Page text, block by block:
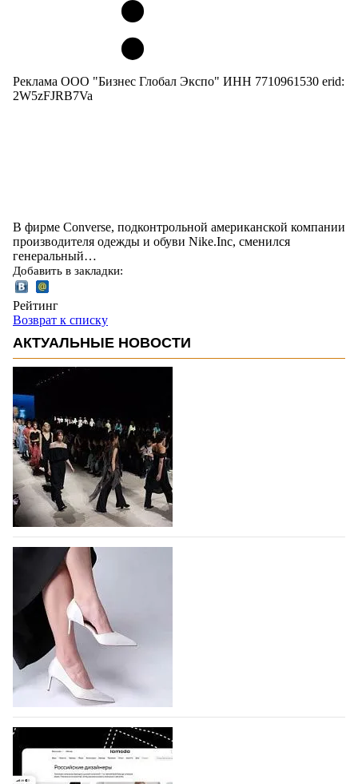
Реклама ООО "Бизнес Глобал Экспо" ИНН 7710961530 erid:
2W5zFJRB7Va
В фирме Converse, подконтрольной американской компании
производителя одежды и обуви Nike.Inc, сменился
генеральный…
Добавить в закладки:
Рейтинг
Возврат к списку
АКТУАЛЬНЫЕ НОВОСТИ
На участие в Московской неделе моды
подано 1047 заявок
На участие в седьмой Московской неделе моды,
которая пройдет в российской столице с 26 сентября
по 1 октября, уже подано 1047 заявок. Примерно
половину из них (494) прислали дизайнеры,
коллекции которых не были представлены в…
07.08.2026 577
BALLINA представит свои новинки на Euro
Shoes